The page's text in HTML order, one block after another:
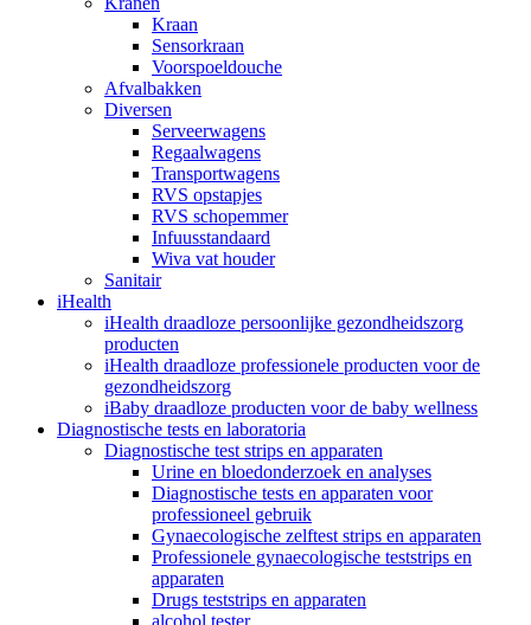
Kraan
Sensorkraan
Voorspoeldouche
Afvalbakken
Diversen
Serveerwagens
Regaalwagens
Transportwagens
RVS opstapjes
RVS schopemmer
Infuusstandaard
Wiva vat houder
Sanitair
iHealth
iHealth draadloze persoonlijke gezondheidszorg
producten
iHealth draadloze professionele producten voor de
gezondheidszorg
iBaby draadloze producten voor de baby wellness
Diagnostische tests en laboratoria
Diagnostische test strips en apparaten
Urine en bloedonderzoek en analyses
Diagnostische tests en apparaten voor
professioneel gebruik
Gynaecologische zelftest strips en apparaten
Professionele gynaecologische teststrips en
apparaten
Drugs teststrips en apparaten
alcohol tester